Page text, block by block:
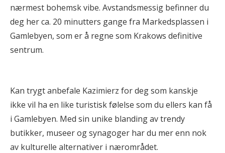
nærmest bohemsk vibe. Avstandsmessig befinner du
deg her ca. 20 minutters gange fra Markedsplassen i
Gamlebyen, som er å regne som Krakows definitive
sentrum.
Kan trygt anbefale Kazimierz for deg som kanskje
ikke vil ha en like turistisk følelse som du ellers kan få
i Gamlebyen. Med sin unike blanding av trendy
butikker, museer og synagoger har du mer enn nok
av kulturelle alternativer i nærområdet.